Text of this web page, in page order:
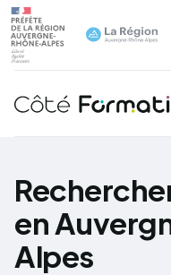
en
Alpes